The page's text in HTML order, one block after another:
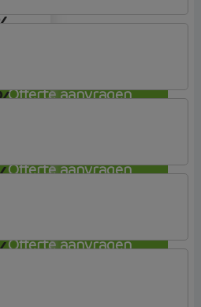
Offerte aanvragen
Offerte aanvragen
Offerte aanvragen